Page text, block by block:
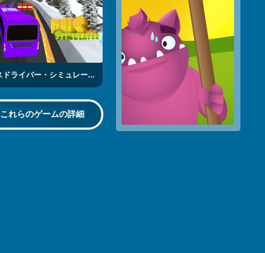
バスドライバー・シミュレーター
これらのゲームの詳細